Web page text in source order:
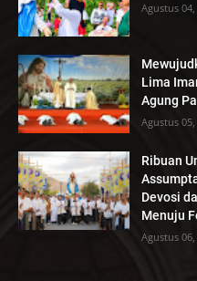
Agustus
Lima
Agung
Agustus
Ribuan
Devosi
Menuju
Agustus